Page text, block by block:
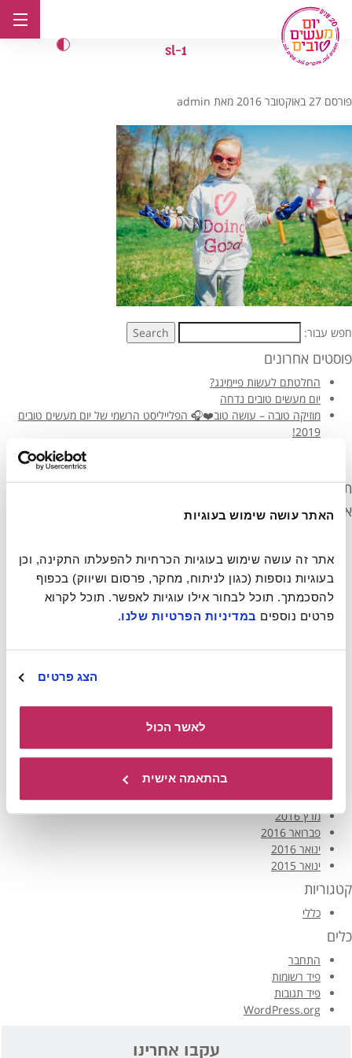
האתר עושה שימוש בעוגיות
פרטים נוספים במדיניות הפרטיות שלנו.
הצג פרטים
לאשר הכול
בהתאמה אישית
לתוכן
sl-1
פורסם 27 באוקטובר 2016 מאת admin
חפש עבור: Search
פוסטים אחרונים
החלטתם לעשות פיימינג?
יום מעשים טובים נדחה
מוזיקה טובה – עושה טוב❤️🎧 הפלייליסט הרשמי של יום מעשים טובים
2019!
ספיישל יום הסרטים הבינלאומי שחקני הקולנוע עושים טוב!
مجتمع يصنع خيرا بالناصرة- أكبر حدث تطوعي في إسرائيل
תגובות אחרונות
ארכיונים
מרץ 2020
מרץ 2019
פברואר 2019
נובמבר 2018
אפריל 2018
יוני 2017
דצמבר 2016
מרץ 2016
פברואר 2016
ינואר 2016
ינואר 2015
קטגוריות
כללי
כלים
התחבר
פיד רשומות
פיד תגובות
WordPress.org